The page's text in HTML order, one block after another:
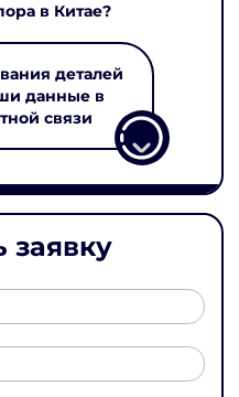
в Китае?
деталей
данные в
связи
заявку